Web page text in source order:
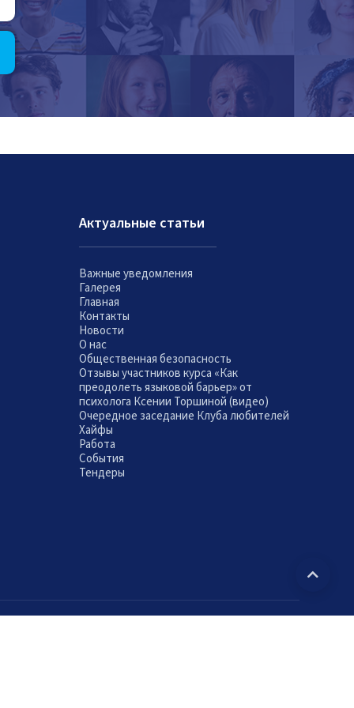
Актуальные статьи
Важные уведомления
Галерея
Главная
Контакты
Новости
О нас
Общественная безопасность
Отзывы участников курса «Как
преодолеть языковой барьер» от
психолога Ксении Торшиной (видео)
Очередное заседание Клуба любителей
Хайфы
Работа
События
Тендеры